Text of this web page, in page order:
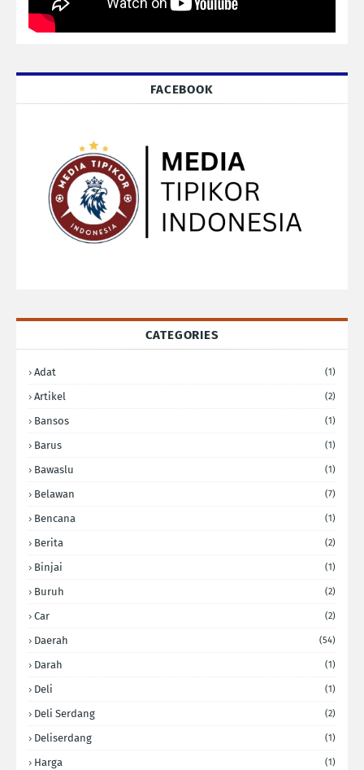
FACEBOOK
CATEGORIES
Adat (1)
Artikel (2)
Bansos (1)
Barus (1)
Bawaslu (1)
Belawan (7)
Bencana (1)
Berita (2)
Binjai (1)
Buruh (2)
Car (2)
Daerah (54)
Darah (1)
Deli (1)
Deli Serdang (2)
Deliserdang (1)
Harga (1)